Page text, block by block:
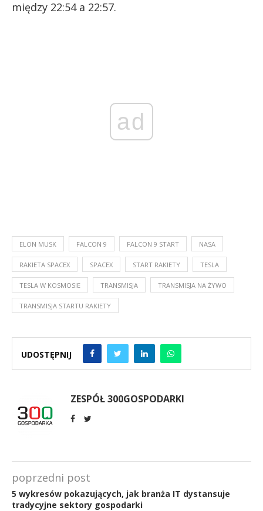
między 22:54 a 22:57.
ad
ELON MUSK FALCON 9 FALCON 9 START NASA
RAKIETA SPACEX SPACEX START RAKIETY TESLA
TESLA W KOSMOSIE TRANSMISJA TRANSMISJA NA ŻYWO
TRANSMISJA STARTU RAKIETY
UDOSTĘPNIJ
ZESPÓŁ 300GOSPODARKI
poprzedni post
5 wykresów pokazujących, jak branża IT dystansuje
tradycyjne sektory gospodarki